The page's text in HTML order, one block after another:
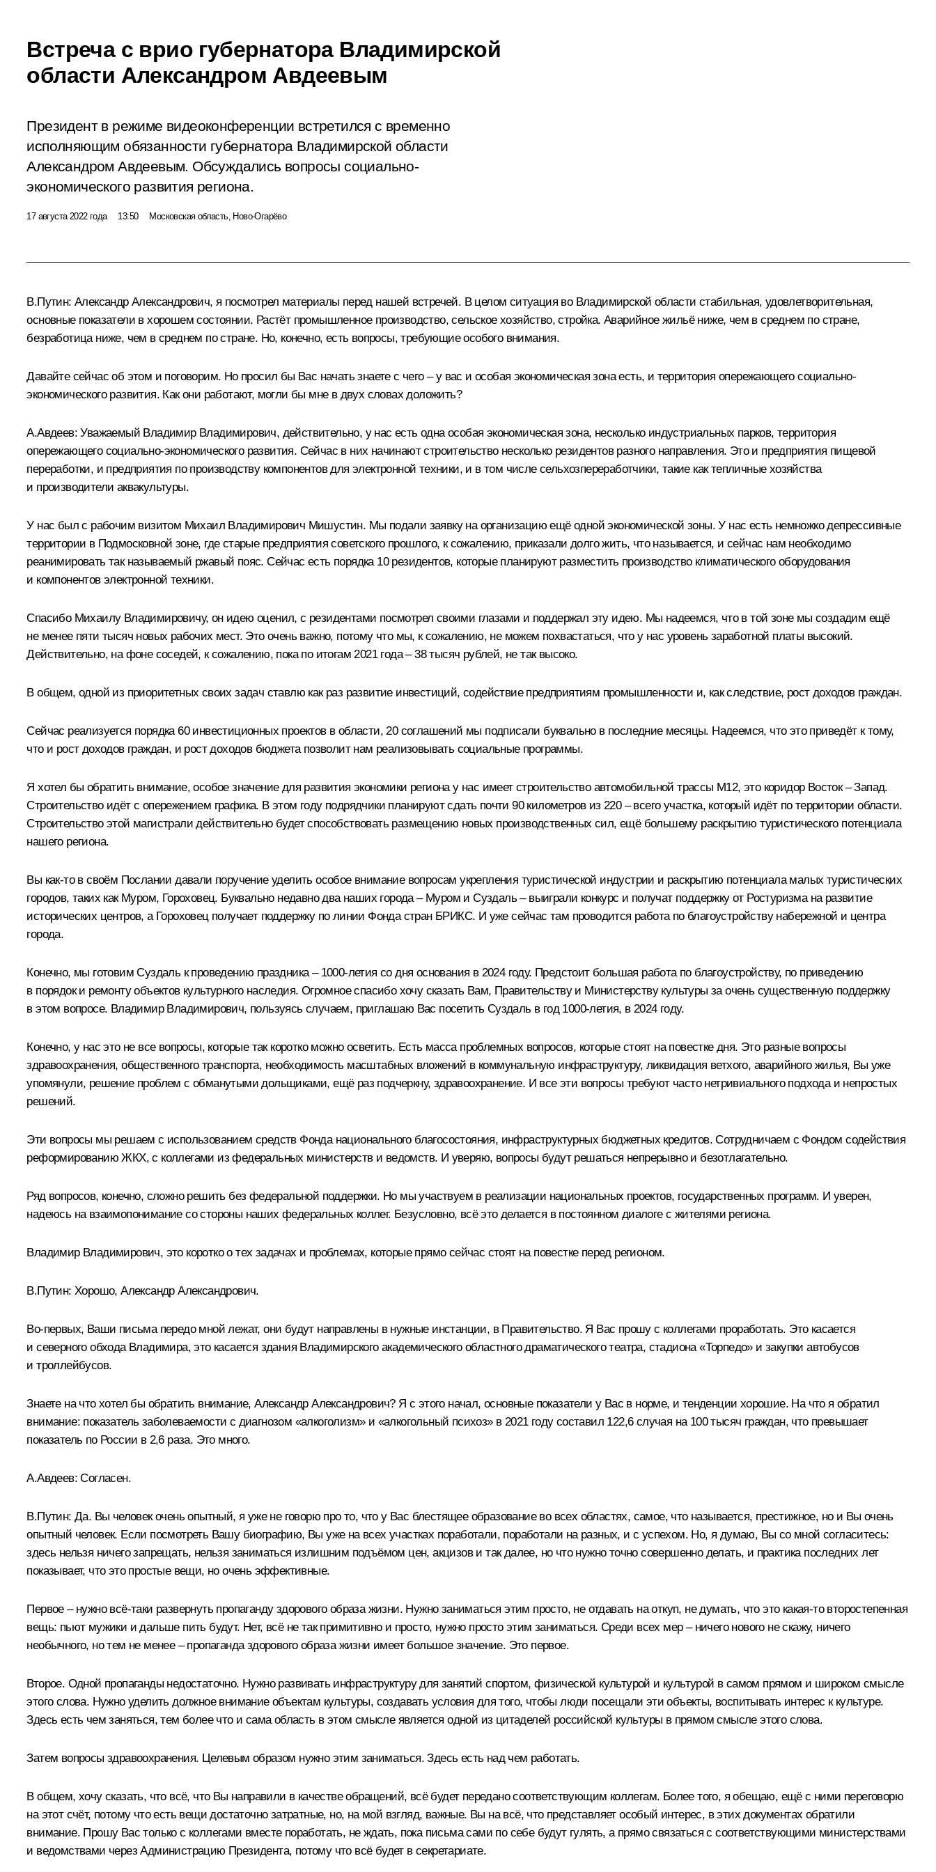
Встреча с врио губернатора Владимирской
области Александром Авдеевым
Президент в режиме видеоконференции встретился с временно
исполняющим обязанности губернатора Владимирской области
Александром Авдеевым. Обсуждались вопросы социально-
экономического развития региона.
17 августа 2022 года 13:50 Московская область, Ново-Огарёво
В.Путин: Александр Александрович, я посмотрел материалы перед нашей встречей. В целом ситуация во Владимирской области стабильная, удовлетворительная,
основные показатели в хорошем состоянии. Растёт промышленное производство, сельское хозяйство, стройка. Аварийное жильё ниже, чем в среднем по стране,
безработица ниже, чем в среднем по стране. Но, конечно, есть вопросы, требующие особого внимания.
Давайте сейчас об этом и поговорим. Но просил бы Вас начать знаете с чего – у вас и особая экономическая зона есть, и территория опережающего социально-
экономического развития. Как они работают, могли бы мне в двух словах доложить?
А.Авдеев: Уважаемый Владимир Владимирович, действительно, у нас есть одна особая экономическая зона, несколько индустриальных парков, территория
опережающего социально-экономического развития. Сейчас в них начинают строительство несколько резидентов разного направления. Это и предприятия пищевой
переработки, и предприятия по производству компонентов для электронной техники, и в том числе сельхозпереработчики, такие как тепличные хозяйства
и производители аквакультуры.
У нас был с рабочим визитом Михаил Владимирович Мишустин. Мы подали заявку на организацию ещё одной экономической зоны. У нас есть немножко депрессивные
территории в Подмосковной зоне, где старые предприятия советского прошлого, к сожалению, приказали долго жить, что называется, и сейчас нам необходимо
реанимировать так называемый ржавый пояс. Сейчас есть порядка 10 резидентов, которые планируют разместить производство климатического оборудования
и компонентов электронной техники.
Спасибо Михаилу Владимировичу, он идею оценил, с резидентами посмотрел своими глазами и поддержал эту идею. Мы надеемся, что в той зоне мы создадим ещё
не менее пяти тысяч новых рабочих мест. Это очень важно, потому что мы, к сожалению, не можем похвастаться, что у нас уровень заработной платы высокий.
Действительно, на фоне соседей, к сожалению, пока по итогам 2021 года – 38 тысяч рублей, не так высоко.
В общем, одной из приоритетных своих задач ставлю как раз развитие инвестиций, содействие предприятиям промышленности и, как следствие, рост доходов граждан.
Сейчас реализуется порядка 60 инвестиционных проектов в области, 20 соглашений мы подписали буквально в последние месяцы. Надеемся, что это приведёт к тому,
что и рост доходов граждан, и рост доходов бюджета позволит нам реализовывать социальные программы.
Я хотел бы обратить внимание, особое значение для развития экономики региона у нас имеет строительство автомобильной трассы М12, это коридор Восток – Запад.
Строительство идёт с опережением графика. В этом году подрядчики планируют сдать почти 90 километров из 220 – всего участка, который идёт по территории области.
Строительство этой магистрали действительно будет способствовать размещению новых производственных сил, ещё большему раскрытию туристического потенциала
нашего региона.
Вы как-то в своём Послании давали поручение уделить особое внимание вопросам укрепления туристической индустрии и раскрытию потенциала малых туристических
городов, таких как Муром, Гороховец. Буквально недавно два наших города – Муром и Суздаль – выиграли конкурс и получат поддержку от Ростуризма на развитие
исторических центров, а Гороховец получает поддержку по линии Фонда стран БРИКС. И уже сейчас там проводится работа по благоустройству набережной и центра
города.
Конечно, мы готовим Суздаль к проведению праздника – 1000-летия со дня основания в 2024 году. Предстоит большая работа по благоустройству, по приведению
в порядок и ремонту объектов культурного наследия. Огромное спасибо хочу сказать Вам, Правительству и Министерству культуры за очень существенную поддержку
в этом вопросе. Владимир Владимирович, пользуясь случаем, приглашаю Вас посетить Суздаль в год 1000-летия, в 2024 году.
Конечно, у нас это не все вопросы, которые так коротко можно осветить. Есть масса проблемных вопросов, которые стоят на повестке дня. Это разные вопросы
здравоохранения, общественного транспорта, необходимость масштабных вложений в коммунальную инфраструктуру, ликвидация ветхого, аварийного жилья, Вы уже
упомянули, решение проблем с обманутыми дольщиками, ещё раз подчеркну, здравоохранение. И все эти вопросы требуют часто нетривиального подхода и непростых
решений.
Эти вопросы мы решаем с использованием средств Фонда национального благосостояния, инфраструктурных бюджетных кредитов. Сотрудничаем с Фондом содействия
реформированию ЖКХ, с коллегами из федеральных министерств и ведомств. И уверяю, вопросы будут решаться непрерывно и безотлагательно.
Ряд вопросов, конечно, сложно решить без федеральной поддержки. Но мы участвуем в реализации национальных проектов, государственных программ. И уверен,
надеюсь на взаимопонимание со стороны наших федеральных коллег. Безусловно, всё это делается в постоянном диалоге с жителями региона.
Владимир Владимирович, это коротко о тех задачах и проблемах, которые прямо сейчас стоят на повестке перед регионом.
В.Путин: Хорошо, Александр Александрович.
Во-первых, Ваши письма передо мной лежат, они будут направлены в нужные инстанции, в Правительство. Я Вас прошу с коллегами проработать. Это касается
и северного обхода Владимира, это касается здания Владимирского академического областного драматического театра, стадиона «Торпедо» и закупки автобусов
и троллейбусов.
Знаете на что хотел бы обратить внимание, Александр Александрович? Я с этого начал, основные показатели у Вас в норме, и тенденции хорошие. На что я обратил
внимание: показатель заболеваемости с диагнозом «алкоголизм» и «алкогольный психоз» в 2021 году составил 122,6 случая на 100 тысяч граждан, что превышает
показатель по России в 2,6 раза. Это много.
А.Авдеев: Согласен.
В.Путин: Да. Вы человек очень опытный, я уже не говорю про то, что у Вас блестящее образование во всех областях, самое, что называется, престижное, но и Вы очень
опытный человек. Если посмотреть Вашу биографию, Вы уже на всех участках поработали, поработали на разных, и с успехом. Но, я думаю, Вы со мной согласитесь:
здесь нельзя ничего запрещать, нельзя заниматься излишним подъёмом цен, акцизов и так далее, но что нужно точно совершенно делать, и практика последних лет
показывает, что это простые вещи, но очень эффективные.
Первое – нужно всё-таки развернуть пропаганду здорового образа жизни. Нужно заниматься этим просто, не отдавать на откуп, не думать, что это какая-то второстепенная
вещь: пьют мужики и дальше пить будут. Нет, всё не так примитивно и просто, нужно просто этим заниматься. Среди всех мер – ничего нового не скажу, ничего
необычного, но тем не менее – пропаганда здорового образа жизни имеет большое значение. Это первое.
Второе. Одной пропаганды недостаточно. Нужно развивать инфраструктуру для занятий спортом, физической культурой и культурой в самом прямом и широком смысле
этого слова. Нужно уделить должное внимание объектам культуры, создавать условия для того, чтобы люди посещали эти объекты, воспитывать интерес к культуре.
Здесь есть чем заняться, тем более что и сама область в этом смысле является одной из цитаделей российской культуры в прямом смысле этого слова.
Затем вопросы здравоохранения. Целевым образом нужно этим заниматься. Здесь есть над чем работать.
В общем, хочу сказать, что всё, что Вы направили в качестве обращений, всё будет передано соответствующим коллегам. Более того, я обещаю, ещё с ними переговорю
на этот счёт, потому что есть вещи достаточно затратные, но, на мой взгляд, важные. Вы на всё, что представляет особый интерес, в этих документах обратили
внимание. Прошу Вас только с коллегами вместе поработать, не ждать, пока письма сами по себе будут гулять, а прямо связаться с соответствующими министерствами
и ведомствами через Администрацию Президента, потому что всё будет в секретариате.